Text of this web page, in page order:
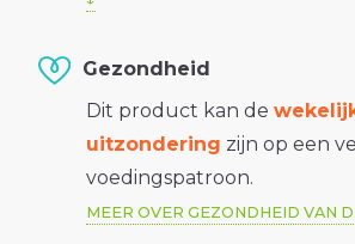
Gezondheid
Dit product kan de
uitzondering zijn op een
voedingspatroon.
MEER OVER GEZONDHEID VAN